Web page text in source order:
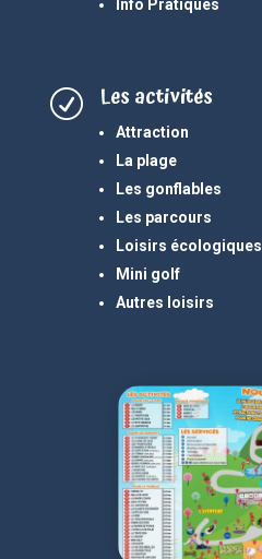
Info Pratiques
R Les activités
Attraction
La plage
Les gonflables
Les parcours
Loisirs écologiques
Mini golf
Autres loisirs